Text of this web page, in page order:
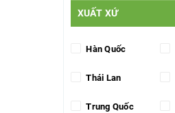
XUẤT XỨ
Hàn Quốc
Thái Lan
Trung Quốc